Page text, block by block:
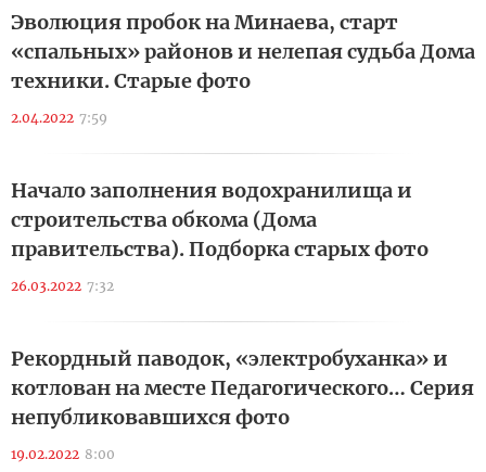
Эволюция пробок на Минаева, старт
«спальных» районов и нелепая судьба Дома
техники. Старые фото
2.04.2022 7:59
Начало заполнения водохранилища и
строительства обкома (Дома
правительства). Подборка старых фото
26.03.2022 7:32
Рекордный паводок, «электробуханка» и
котлован на месте Педагогического… Серия
непубликовавшихся фото
19.02.2022 8:00